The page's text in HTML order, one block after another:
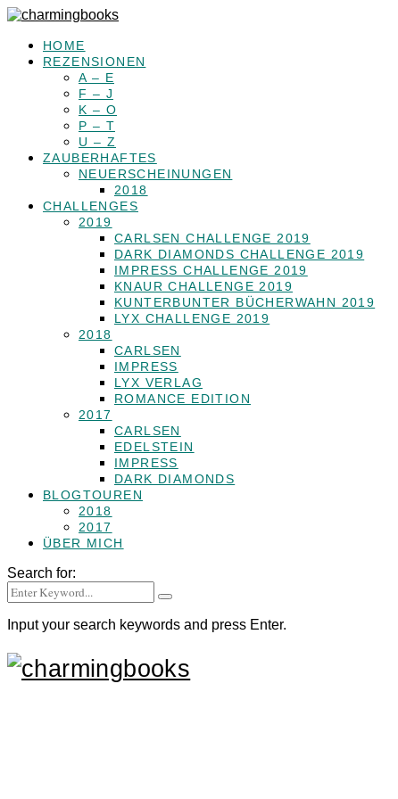
HOME
REZENSIONEN
A – E
F – J
K – O
P – T
U – Z
ZAUBERHAFTES
NEUERSCHEINUNGEN
2018
CHALLENGES
2019
CARLSEN CHALLENGE 2019
DARK DIAMONDS CHALLENGE 2019
IMPRESS CHALLENGE 2019
KNAUR CHALLENGE 2019
KUNTERBUNTER BÜCHERWAHN 2019
LYX CHALLENGE 2019
2018
CARLSEN
IMPRESS
LYX VERLAG
ROMANCE EDITION
2017
CARLSEN
EDELSTEIN
IMPRESS
DARK DIAMONDS
BLOGTOUREN
2018
2017
ÜBER MICH
Search for:
Input your search keywords and press Enter.